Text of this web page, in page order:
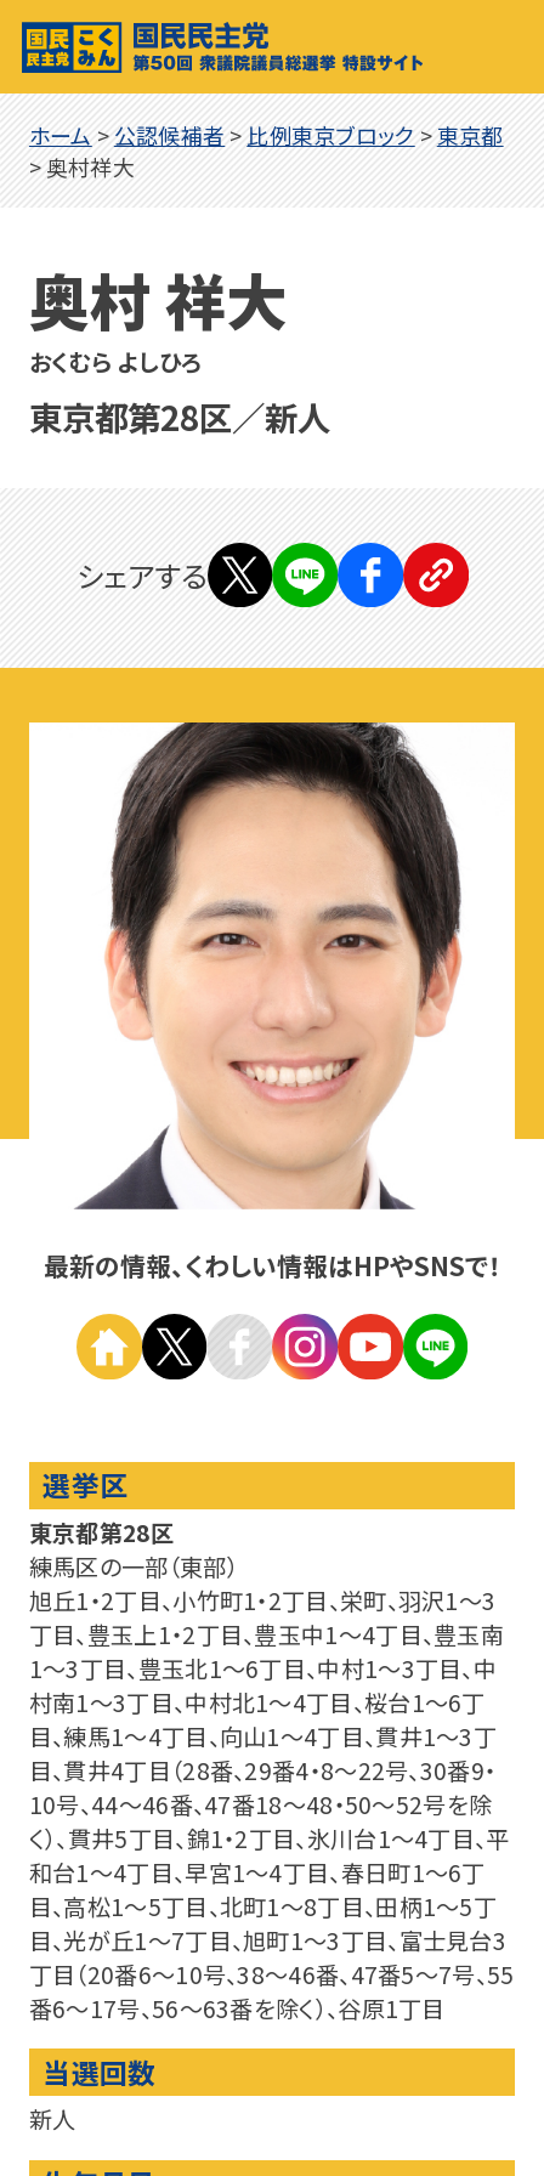
ホーム >公認候補者 > 比例東京ブロック >東京都
>奥村祥大
奥村 祥大
おくむら よしひろ
東京都第28区／新人
シェアする
最新の情報、くわしい情報はHPやSNSで！
選挙区
東京都第28区
練馬区の一部（東部）
旭丘1・2丁目、小竹町1・2丁目、栄町、羽沢1〜3
丁目、豊玉上1・2丁目、豊玉中1〜4丁目、豊玉南
1〜3丁目、豊玉北1〜6丁目、中村1〜3丁目、中
村南1〜3丁目、中村北1〜4丁目、桜台1〜6丁
目、練馬1〜4丁目、向山1〜4丁目、貫井1〜3丁
目、貫井4丁目（28番、29番4・8〜22号、30番9・
10号、44〜46番、47番18〜48・50〜52号を除
く）、貫井5丁目、錦1・2丁目、氷川台1〜4丁目、平
和台1〜4丁目、早宮1〜4丁目、春日町1〜6丁
目、高松1〜5丁目、北町1〜8丁目、田柄1〜5丁
目、光が丘1〜7丁目、旭町1〜3丁目、富士見台3
丁目（20番6〜10号、38〜46番、47番5〜7号、55
番6〜17号、56〜63番を除く）、谷原1丁目
当選回数
新人